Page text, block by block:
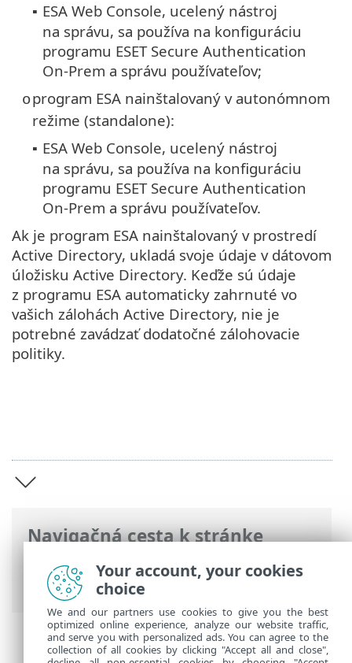
Navigačná cesta k stránke
ESET Online pomocník> ESET Secure
Authentication On-Prem
>
▪ ESA Web Console, ucelený nástroj
na správu, sa používa na konfiguráciu
programu ESET Secure Authentication
On-Prem a správu používateľov;
oprogram ESA nainštalovaný v autonómnom
režime (standalone):
▪ ESA Web Console, ucelený nástroj
na správu, sa používa na konfiguráciu
programu ESET Secure Authentication
On-Prem a správu používateľov.
Ak je program ESA nainštalovaný v prostredí
Active Directory, ukladá svoje údaje v dátovom
úložisku Active Directory. Keďže sú údaje
z programu ESA automaticky zahrnuté vo
vašich zálohách Active Directory, nie je
potrebné zavádzať dodatočné zálohovacie
politiky.
Your account, your cookies
choice
We and our partners use cookies to give you the best
optimized online experience, analyze our website traffic,
and serve you with personalized ads. You can agree to the
collection of all cookies by clicking "Accept all and close",